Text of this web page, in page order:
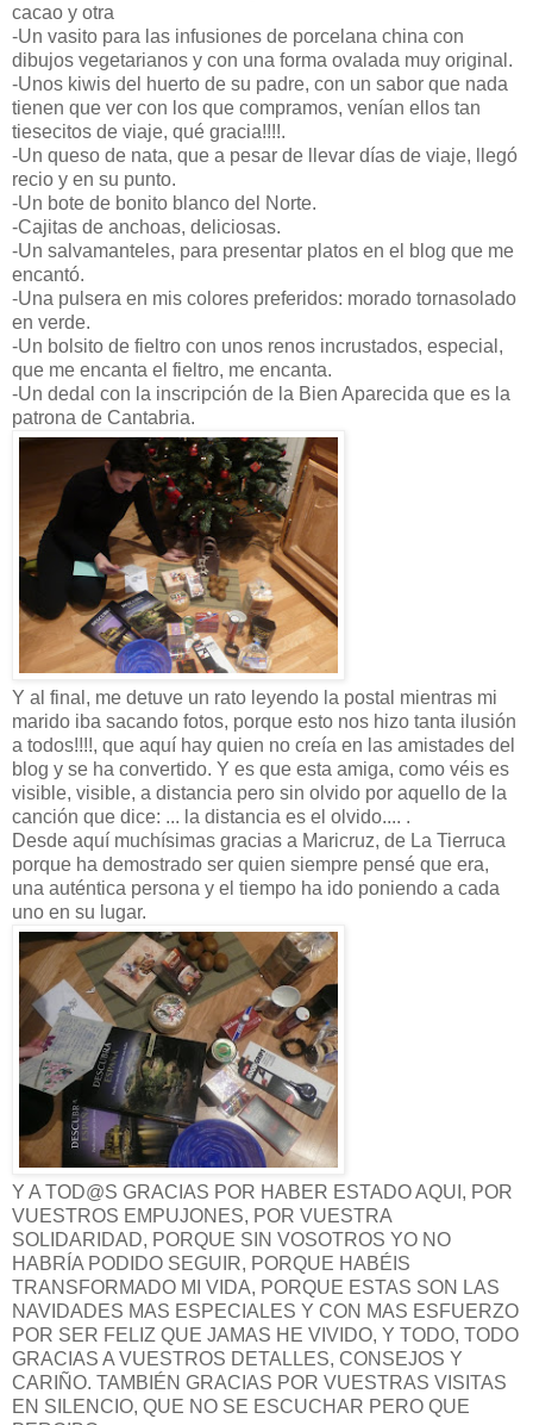
cacao y otra
-Un vasito para las infusiones de porcelana china con
dibujos vegetarianos y con una forma ovalada muy original.
-Unos kiwis del huerto de su padre, con un sabor que nada
tienen que ver con los que compramos, venían ellos tan
tiesecitos de viaje, qué gracia!!!!.
-Un queso de nata, que a pesar de llevar días de viaje, llegó
recio y en su punto.
-Un bote de bonito blanco del Norte.
-Cajitas de anchoas, deliciosas.
-Un salvamanteles, para presentar platos en el blog que me
encantó.
-Una pulsera en mis colores preferidos: morado tornasolado
en verde.
-Un bolsito de fieltro con unos renos incrustados, especial,
que me encanta el fieltro, me encanta.
-Un dedal con la inscripción de la Bien Aparecida que es la
patrona de Cantabria.
Y al final, me detuve un rato leyendo la postal mientras mi
marido iba sacando fotos, porque esto nos hizo tanta ilusión
a todos!!!!, que aquí hay quien no creía en las amistades del
blog y se ha convertido. Y es que esta amiga, como véis es
visible, visible, a distancia pero sin olvido por aquello de la
canción que dice: ... la distancia es el olvido.... .
Desde aquí muchísimas gracias a Maricruz, de La Tierruca
porque ha demostrado ser quien siempre pensé que era,
una auténtica persona y el tiempo ha ido poniendo a cada
uno en su lugar.
Y A TOD@S GRACIAS POR HABER ESTADO AQUI, POR
VUESTROS EMPUJONES, POR VUESTRA
SOLIDARIDAD, PORQUE SIN VOSOTROS YO NO
HABRÍA PODIDO SEGUIR, PORQUE HABÉIS
TRANSFORMADO MI VIDA, PORQUE ESTAS SON LAS
NAVIDADES MAS ESPECIALES Y CON MAS ESFUERZO
POR SER FELIZ QUE JAMAS HE VIVIDO, Y TODO, TODO
GRACIAS A VUESTROS DETALLES, CONSEJOS Y
CARIÑO. TAMBIÉN GRACIAS POR VUESTRAS VISITAS
EN SILENCIO, QUE NO SE ESCUCHAR PERO QUE